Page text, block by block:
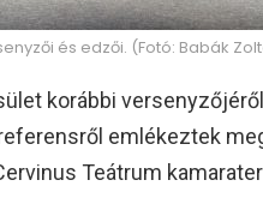
és edzői. (Fotó: Babák
korábbi
emlékeztek
Teátrum